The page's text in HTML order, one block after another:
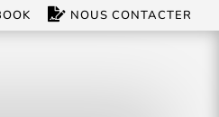
NOUS CONTACTER